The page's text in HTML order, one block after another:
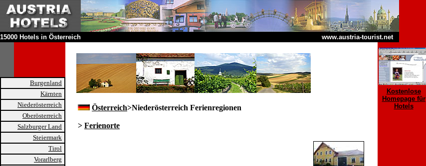
15000 Hotels in Österreich www.austria-tourist.net
Burgenland
Kärnten
Niederösterreich
Oberösterreich
Salzburger Land
Steiermark
Tirol
Vorarlberg
Österreich>Niederösterreich Ferienregionen
> Ferienorte
Kostenlose
Homepage für
Hotels